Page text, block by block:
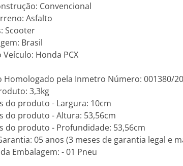
Convencional
Asfalto
Scooter
Brasil
Honda PCX
Homologado pela Inmetro Número: 001380/
3,3kg
do produto - Largura: 10cm
do produto - Altura: 53,56cm
do produto - Profundidade: 53,56cm
05 anos (3 meses de garantia legal e
Embalagem: - 01 Pneu